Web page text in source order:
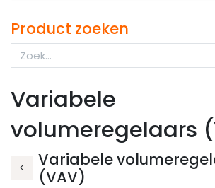
Product zoeken
Variabele
volumeregelaars
Variabele
(VAV)